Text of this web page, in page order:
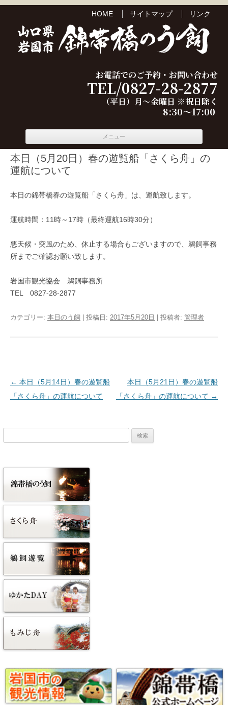
HOME サイトマップ リンク
お電話でのご予約・お問い合わせ
TEL/0827-28-2877
（平日）月～金曜日 ※祝日除く
8:30～17:00
メニュー
本日（5月20日）春の遊覧船「さくら舟」の
運航について
本日の錦帯橋春の遊覧船「さくら舟」は、運航致します。
運航時間：11時～17時（最終運航16時30分）
悪天候・突風のため、休止する場合もございますので、鵜飼事務
所までご確認お願い致します。
岩国市観光協会 鵜飼事務所
TEL 0827-28-2877
カテゴリー: 本日のう飼 | 投稿日: 2017年5月20日 投稿者: 管理者
投稿ナビゲーション
← 本日（5月14日）春の遊覧船
「さくら舟」の運航について
本日（5月21日）春の遊覧船
「さくら舟」の運航について →